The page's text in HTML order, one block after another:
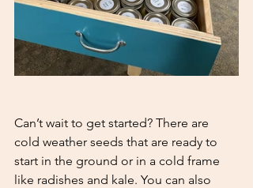
Can’t wait to get started? There are
cold weather seeds that are ready to
start in the ground or in a cold frame
like radishes and kale. You can also